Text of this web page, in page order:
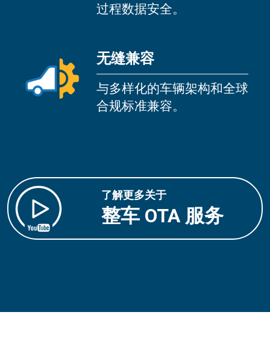
过程数据安全。
无缝兼容
与多样化的车辆架构和全球
合规标准兼容。
了解更多关于
整车 OTA 服务